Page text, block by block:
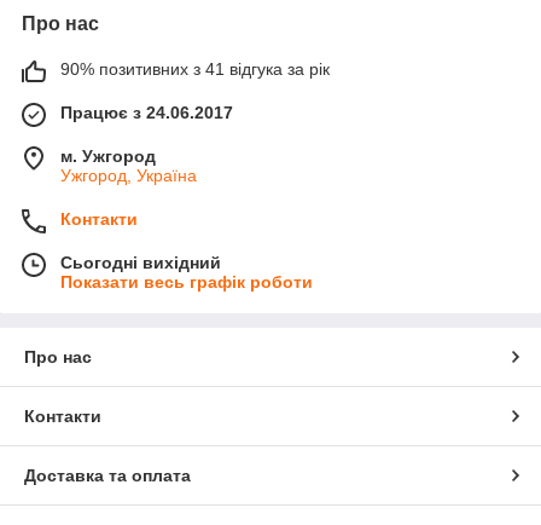
Про нас
90% позитивних з 41 відгука за рік
Працює з 24.06.2017
м. Ужгород
Ужгород, Україна
Контакти
Сьогодні вихідний
Показати весь графік роботи
Про нас
Контакти
Доставка та оплата